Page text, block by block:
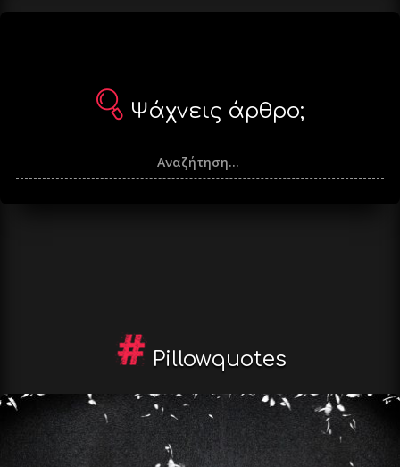
Ψάχνεις άρθρο;
Pillowquotes